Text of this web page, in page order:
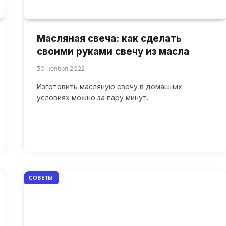
Масляная свеча: как сделать
своими руками свечу из масла
30 ноября 2022
Изготовить масляную свечу в домашних
условиях можно за пару минут.
СОВЕТЫ